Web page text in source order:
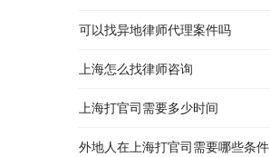
可以找异地律师代理案件吗
上海怎么找律师咨询
上海打官司需要多少时间
外地人在上海打官司需要哪些条件